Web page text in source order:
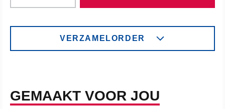
VERZAMELORDER
GEMAAKT VOOR JOU